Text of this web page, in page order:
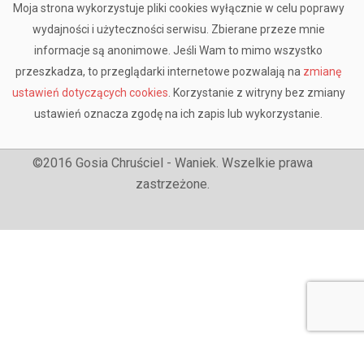
Moja strona wykorzystuje pliki cookies wyłącznie w celu poprawy
wydajności i użyteczności serwisu. Zbierane przeze mnie
informacje są anonimowe. Jeśli Wam to mimo wszystko
przeszkadza, to przeglądarki internetowe pozwalają na zmianę
ustawień dotyczących cookies . Korzystanie z witryny bez zmiany
ustawień oznacza zgodę na ich zapis lub wykorzystanie.
©2016 Gosia Chruściel - Waniek. Wszelkie prawa
zastrzeżone.